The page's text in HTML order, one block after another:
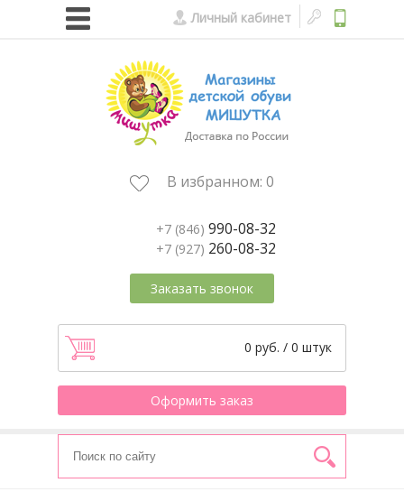
Личный кабинет
В избранном: 0
+7 (846) 990-08-32
+7 (927) 260-08-32
Заказать звонок
0 руб. / 0 штук
Оформить заказ